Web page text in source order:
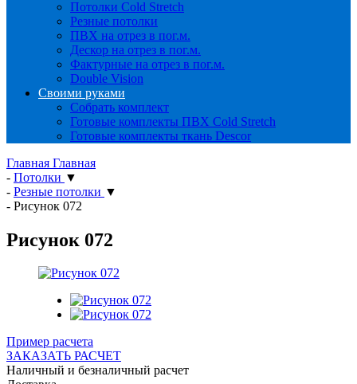
Потолки Cold Stretch
Резные потолки
ПВХ на отрез в пог.м.
Дескор на отрез в пог.м.
Фактурные на отрез в пог.м.
Double Vision
Своими руками
Собрать комплект
Готовые комплекты ПВХ Cold Stretch
Готовые комплекты ткань Descor
Главная Главная
- Потолки ▼
- Резные потолки ▼
- Рисунок 072
Рисунок 072
Пример расчета
ЗАКАЗАТЬ РАСЧЕТ
Наличный и безналичный расчет